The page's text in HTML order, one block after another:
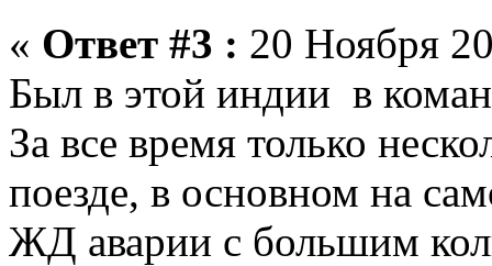
« Ответ #3 : 20 Ноября
Был в этой индии в
За все время только
поезде, в основном на
ЖД аварии с большим